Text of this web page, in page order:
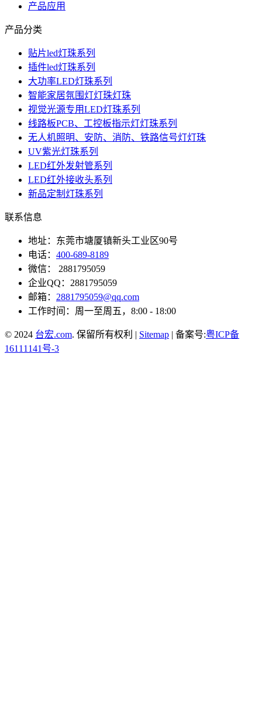
产品应用
产品分类
贴片led灯珠系列
插件led灯珠系列
大功率LED灯珠系列
智能家居氛围灯灯珠灯珠
视觉光源专用LED灯珠系列
线路板PCB、工控板指示灯灯珠系列
无人机照明、安防、消防、铁路信号灯灯珠
UV紫光灯珠系列
LED红外发射管系列
LED红外接收头系列
新品定制灯珠系列
联系信息
地址：东莞市塘厦镇新头工业区90号
电话： 400-689-8189
微信： 2881795059
企业QQ：2881795059
邮箱： 2881795059@qq.com
工作时间：周一至周五，8:00 - 18:00
© 2024 台宏.com. 保留所有权利 | Sitemap | 备案号:粤ICP备
16111141号-3